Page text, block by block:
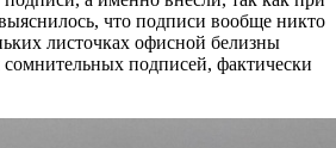
что подписи вообще никто
листочках офисной белизны
сомнительных подписей, фактически